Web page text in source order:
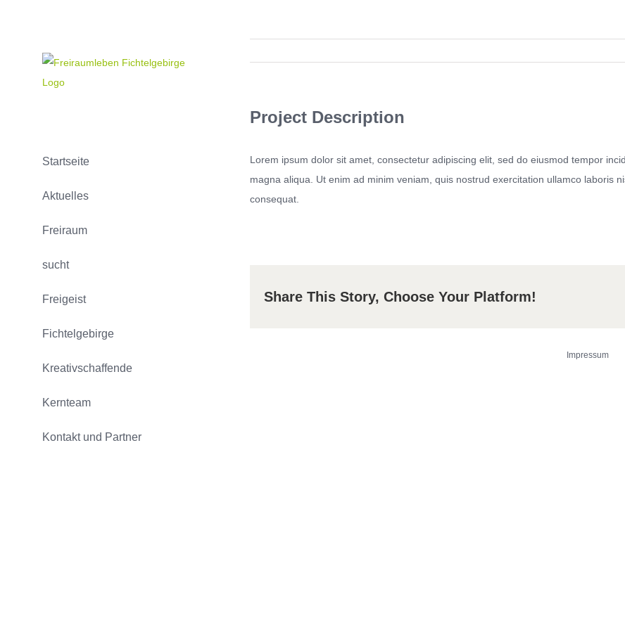
Startseite
Aktuelles
Freiraum
sucht
Freigeist
Fichtelgebirge
Kreativschaffende
Kernteam
Kontakt und Partner
Project Description
Lorem ipsum dolor sit amet, consectetur adipiscing elit, sed do eiusmod tempor
magna aliqua. Ut enim ad minim veniam, quis nostrud exercitation ullamco laboris
consequat.
Share This Story, Choose Your Platform!
Impressum